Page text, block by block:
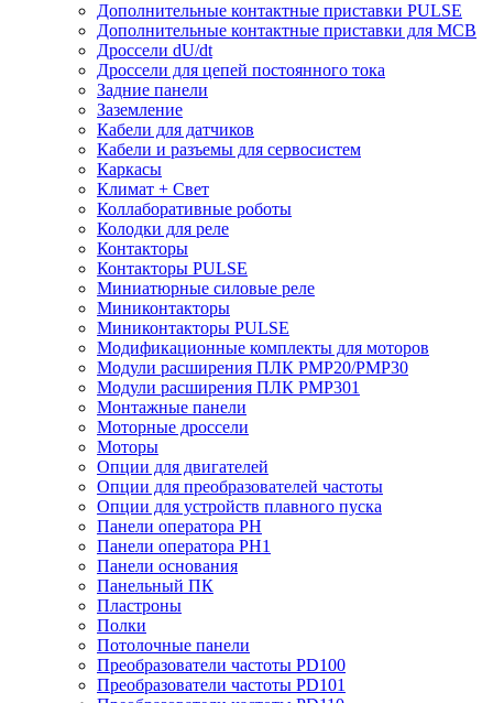
Дополнительные контактные приставки PULSE
Дополнительные контактные приставки для MCB
Дроссели dU/dt
Дроссели для цепей постоянного тока
Задние панели
Заземление
Кабели для датчиков
Кабели и разъемы для сервосистем
Каркасы
Климат + Свет
Коллаборативные роботы
Колодки для реле
Контакторы
Контакторы PULSE
Миниатюрные силовые реле
Миниконтакторы
Миниконтакторы PULSE
Модификационные комплекты для моторов
Модули расширения ПЛК PMP20/PMP30
Модули расширения ПЛК PMP301
Монтажные панели
Моторные дроссели
Моторы
Опции для двигателей
Опции для преобразователей частоты
Опции для устройств плавного пуска
Панели оператора PH
Панели оператора PH1
Панели основания
Панельный ПК
Пластроны
Полки
Потолочные панели
Преобразователи частоты PD100
Преобразователи частоты PD101